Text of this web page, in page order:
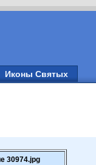
Иконы Святых
30974.jpg